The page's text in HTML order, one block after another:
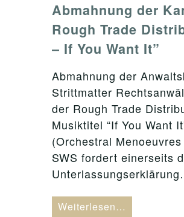
Abmahnung der
Rough Trade
– If You Want It”
Abmahnung der
Strittmatter
der Rough Trade
Musiktitel “If You Want
(Orchestral
SWS fordert einerseits
Weiterlesen…